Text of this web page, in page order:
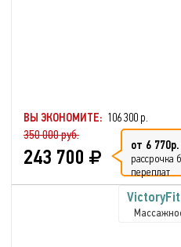
ВЫ ЭКОНОМИТЕ: 106 300 р.
350 000 руб.
243 700 от 6
рассрочка
переплат